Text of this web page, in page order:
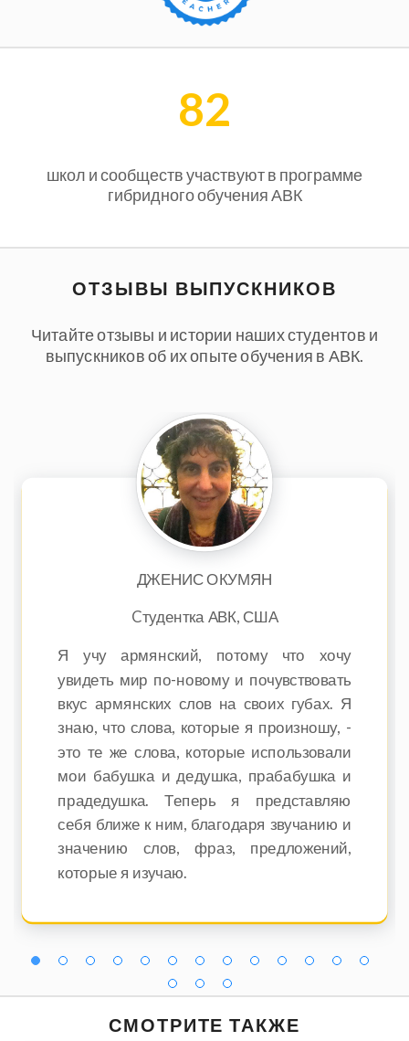
82
школ и сообществ участвуют в программе
гибридного обучения АВК
ОТЗЫВЫ ВЫПУСКНИКОВ
Читайте отзывы и истории наших студентов и
выпускников об их опыте обучения в АВК.
ДЖЕНИС ОКУМЯН
Cтудентка АВК, США
Я учу армянский, потому что хочу
увидеть мир по-новому и почувствовать
вкус армянских слов на своих губах. Я
знаю, что слова, которые я произношу, -
это те же слова, которые использовали
мои бабушка и дедушка, прабабушка и
прадедушка. Теперь я представляю
себя ближе к ним, благодаря звучанию и
значению слов, фраз, предложений,
которые я изучаю.
СМОТРИТЕ ТАКЖЕ